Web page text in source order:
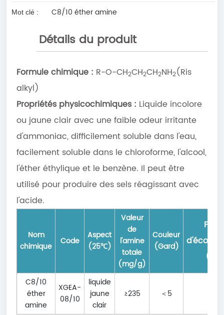
Mot clé : C8/10 éther amine
Détails du produit
Formule chimique : R-O-CH2CH2CH2NH2(Ris
alkyl)
Propriétés physicochimiques : Liquide incolore
ou jaune clair avec une faible odeur irritante
d'ammoniac, difficilement soluble dans l'eau,
facilement soluble dans le chloroforme, l'alcool,
l'éther éthylique et le benzène. Il peut être
utilisé pour produire des sels réagissant avec
l'acide.
Nom
chimique
Code
Aspect
(25℃)
Valeur
de
l'amine
totale
(mg/g)
Couleur
(Gard)
Point
(℃)
C8/10
éther
amine
XGEA-
08/10
liquide
jaune
clair
≥235 ＜5